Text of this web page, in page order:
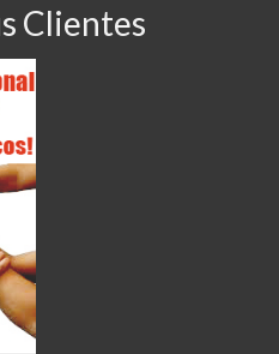
Clientes